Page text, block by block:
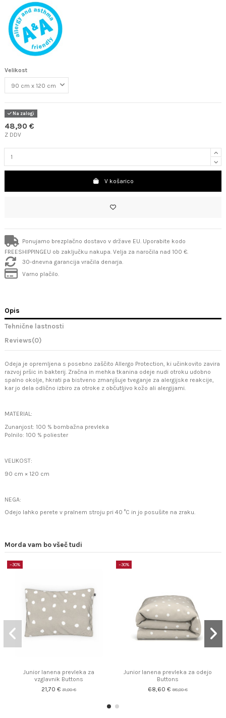
Velikost
Na zalogi
48,90 €
Z DDV
V košarico
Ponujamo brezplačno dostavo v države EU. Uporabite kodo
FREESHIPPINGEU ob zaključku nakupa. Velja za naročila nad 100 €.
30-dnevna garancija vračila denarja.
Varno plačilo.
Opis
Tehnične lastnosti
Reviews(0)
Odeja je opremljena s posebno zaščito Allergo Protection, ki učinkovito zavira
razvoj pršic in bakterij. Zračna in mehka tkanina odeje nudi otroku udobno
spalno okolje, hkrati pa bistveno zmanjšuje tveganje za alergijske reakcije,
kar jo dela odlično izbiro za otroke z občutljivo kožo ali alergijami.
MATERIAL:
Zunanjost: 100 % bombažna prevleka
Polnilo: 100 % poliester
VELIKOST:
90 cm × 120 cm
NEGA:
Odejo lahko perete v pralnem stroju pri 40 °C in jo posušite na zraku.
Morda vam bo všeč tudi
−30%
Junior lanena prevleka za
vzglavnik Buttons
21,70 €31,00 €
−30%
Junior lanena prevleka za odejo
Buttons
68,60 € 98,00 €